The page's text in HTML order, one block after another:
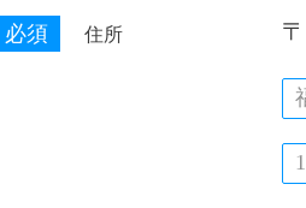
必須 住所 〒